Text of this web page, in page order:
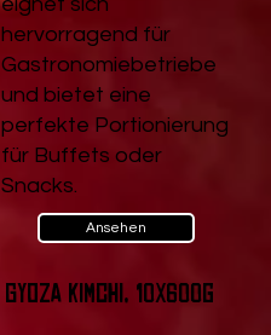
hervorragend für
Gastronomiebetriebe
und bietet eine
perfekte Portionierung
für Buffets oder
Snacks.
Ansehen
Gyoza Kimchi, 10x600g